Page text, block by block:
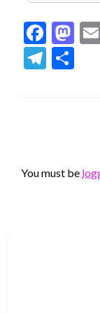
You must be